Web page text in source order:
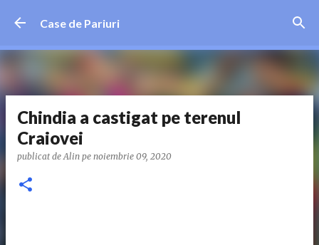
Treceți la conținutul principal
Case de Pariuri
Chindia a castigat pe terenul
Craiovei
publicat deAlin pe noiembrie 09, 2020